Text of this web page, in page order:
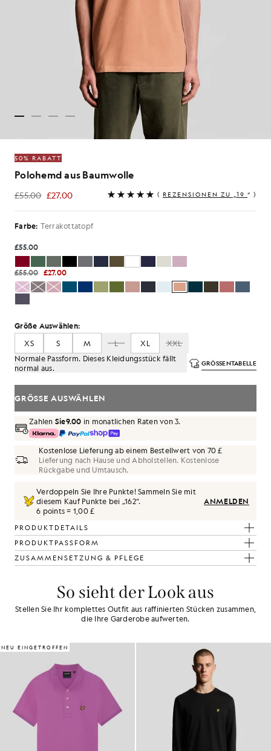
50% RABATT
Polohemd aus Baumwolle
£55.00 £27.00
£27.00 ( REZENSIONEN ZU „19 “ )
Farbe: Terrakottatopf
£55.00
£55.00 £27.00
Größe Auswählen:
XS
S M L XL
XXL
Normale Passform. Dieses Kleidungsstück fällt
normal aus.
GRÖSSENTABELLE
GRÖSSE AUSWÄHLEN
Zahlen Sie9.00 in monatlichen Raten von 3.
Kostenlose Lieferung ab einem Bestellwert von 70 £
Lieferung nach Hause und Abholstellen. Kostenlose
Rückgabe und Umtausch.
Verdoppeln Sie Ihre Punkte! Sammeln Sie mit
diesem Kauf Punkte bei „162“.
6 points = 1,00 £
ANMELDEN
PRODUKTDETAILS
PRODUKTPASSFORM
ZUSAMMENSETZUNG & PFLEGE
So sieht der Look aus
Stellen Sie Ihr komplettes Outfit aus raffinierten Stücken zusammen,
die Ihre Garderobe aufwerten.
NEU EINGETROFFEN